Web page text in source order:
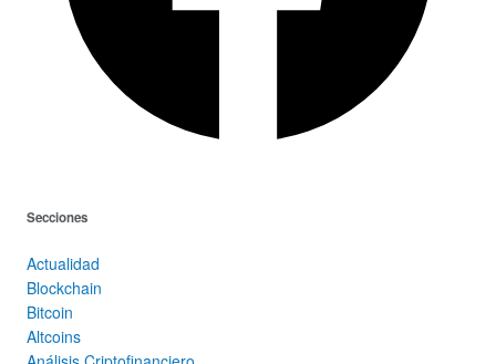
Secciones
Actualidad
Blockchain
Bitcoin
Altcoins